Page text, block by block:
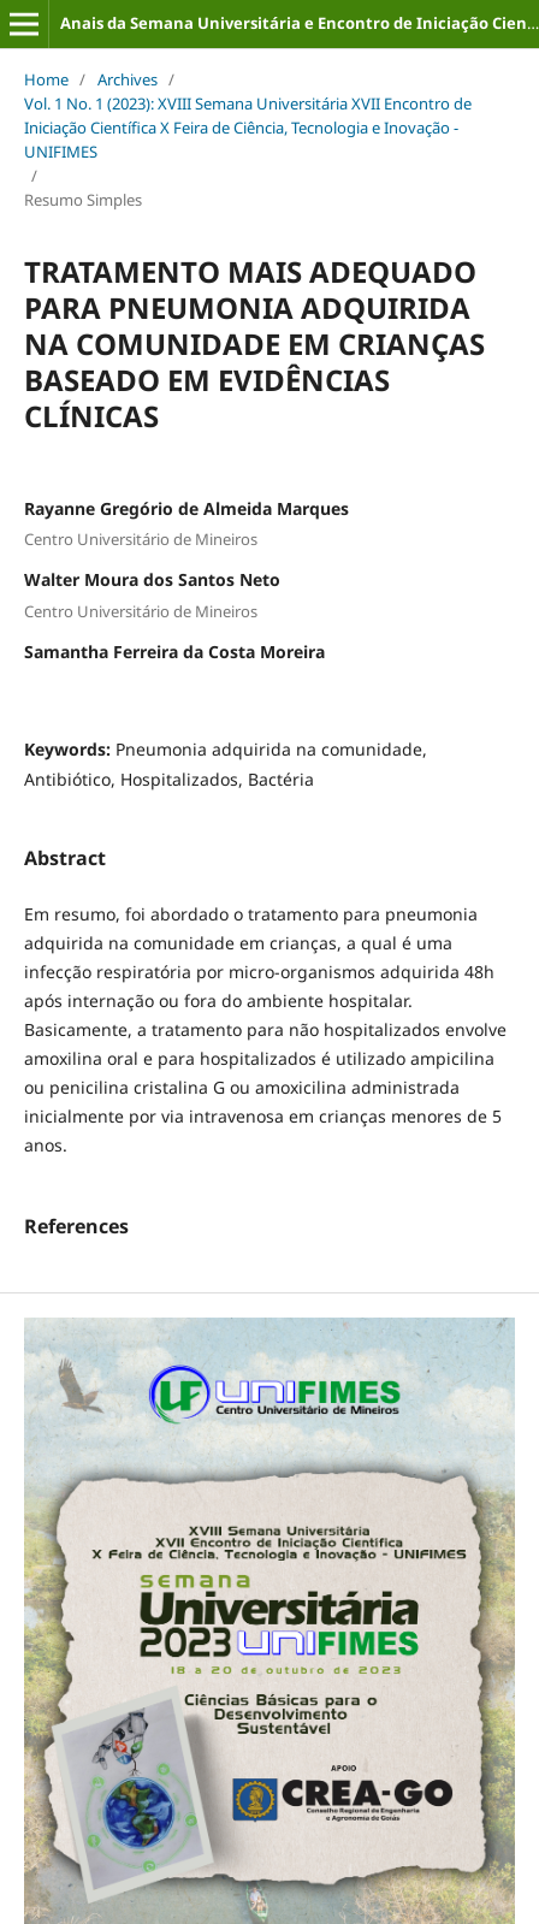
Anais da Semana Universitária e Encontro de Iniciação Científica (ISSN: 2316-8226)
Home / Archives /
Vol. 1 No. 1 (2023): XVIII Semana Universitária XVII Encontro de
Iniciação Científica X Feira de Ciência, Tecnologia e Inovação -
UNIFIMES
/
Resumo Simples
TRATAMENTO MAIS ADEQUADO
PARA PNEUMONIA ADQUIRIDA
NA COMUNIDADE EM CRIANÇAS
BASEADO EM EVIDÊNCIAS
CLÍNICAS
Rayanne Gregório de Almeida Marques
Centro Universitário de Mineiros
Walter Moura dos Santos Neto
Centro Universitário de Mineiros
Samantha Ferreira da Costa Moreira
Keywords: Pneumonia adquirida na comunidade,
Antibiótico, Hospitalizados, Bactéria
Abstract
Em resumo, foi abordado o tratamento para pneumonia
adquirida na comunidade em crianças, a qual é uma
infecção respiratória por micro-organismos adquirida 48h
após internação ou fora do ambiente hospitalar.
Basicamente, a tratamento para não hospitalizados envolve
amoxilina oral e para hospitalizados é utilizado ampicilina
ou penicilina cristalina G ou amoxicilina administrada
inicialmente por via intravenosa em crianças menores de 5
anos.
References